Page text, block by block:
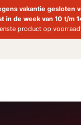
vakantie gesloten
in de week van 10 t/m
product op